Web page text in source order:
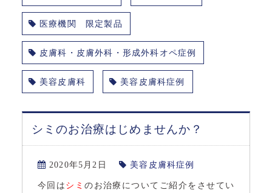
医療機関 限定製品
皮膚科・皮膚外科・形成外科オペ症例
美容皮膚科 美容皮膚科症例
シミのお治療はじめませんか？
2020年5月2日 美容皮膚科症例
今回は シミのお治療についてご紹介をさせてい